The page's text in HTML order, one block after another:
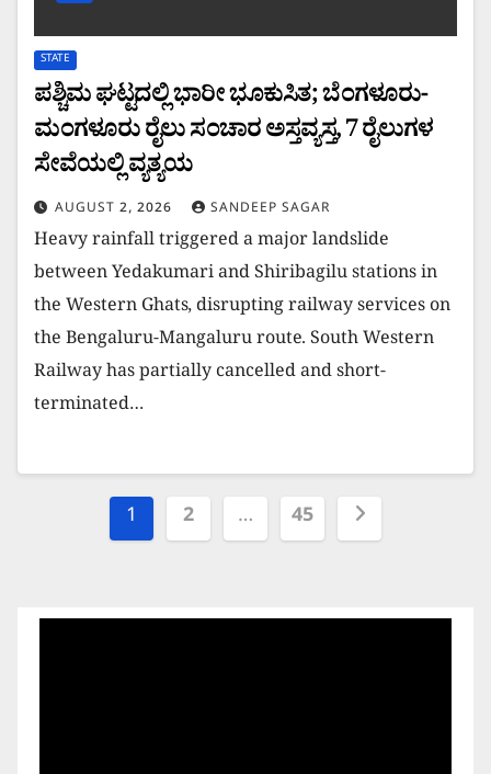
STATE
ಪಶ್ಚಿಮ ಘಟ್ಟದಲ್ಲಿ ಭಾರೀ ಭೂಕುಸಿತ; ಬೆಂಗಳೂರು-
ಮಂಗಳೂರು ರೈಲು ಸಂಚಾರ ಅಸ್ತವ್ಯಸ್ತ, 7 ರೈಲುಗಳ
ಸೇವೆಯಲ್ಲಿ ವ್ಯತ್ಯಯ
AUGUST 2, 2026 SANDEEP SAGAR
Heavy rainfall triggered a major landslide
between Yedakumari and Shiribagilu stations in
the Western Ghats, disrupting railway services on
the Bengaluru-Mangaluru route. South Western
Railway has partially cancelled and short-
terminated…
Posts
1 2 … 45